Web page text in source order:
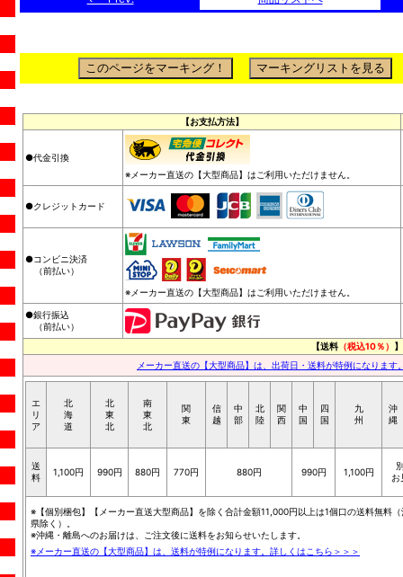
【お支払方法】
●代金引換
※メーカー直送の【大型商品】はご利用いただけません。
●クレジットカード
●コンビニ決済
（前払い）
※メーカー直送の【大型商品】はご利用いただけません。
●銀行振込
（前払い）
【送料 （税込10％） 】
メーカー直送の【大型商品】は、出荷日・送料が特例になりま
エ
リ
ア
北
海
道
北
東
北
南
東
北
関
東
信
越
中
部
北
陸
関
西
中
国
四
国
九
州
沖
縄
送
料
1,100円 990円 880円 770円 880円 990円 1,100円
お
※【個別梱包】【メーカー直送大型商品】を除く合計金額11,000円以上は1個口の送料無料（
県除く）。
※沖縄・離島へのお届けは、ご注文後に送料をお知らせいたします。
※メーカー直送の【大型商品】は、送料が特例になります。詳しくはこちら＞＞＞